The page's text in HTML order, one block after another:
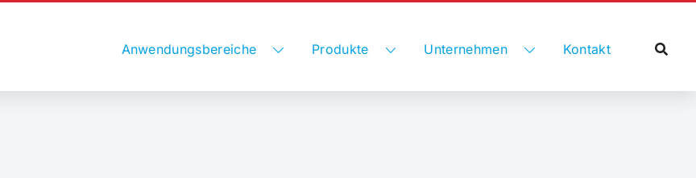
Anwendungsbereiche Produkte Unternehmen Kontakt